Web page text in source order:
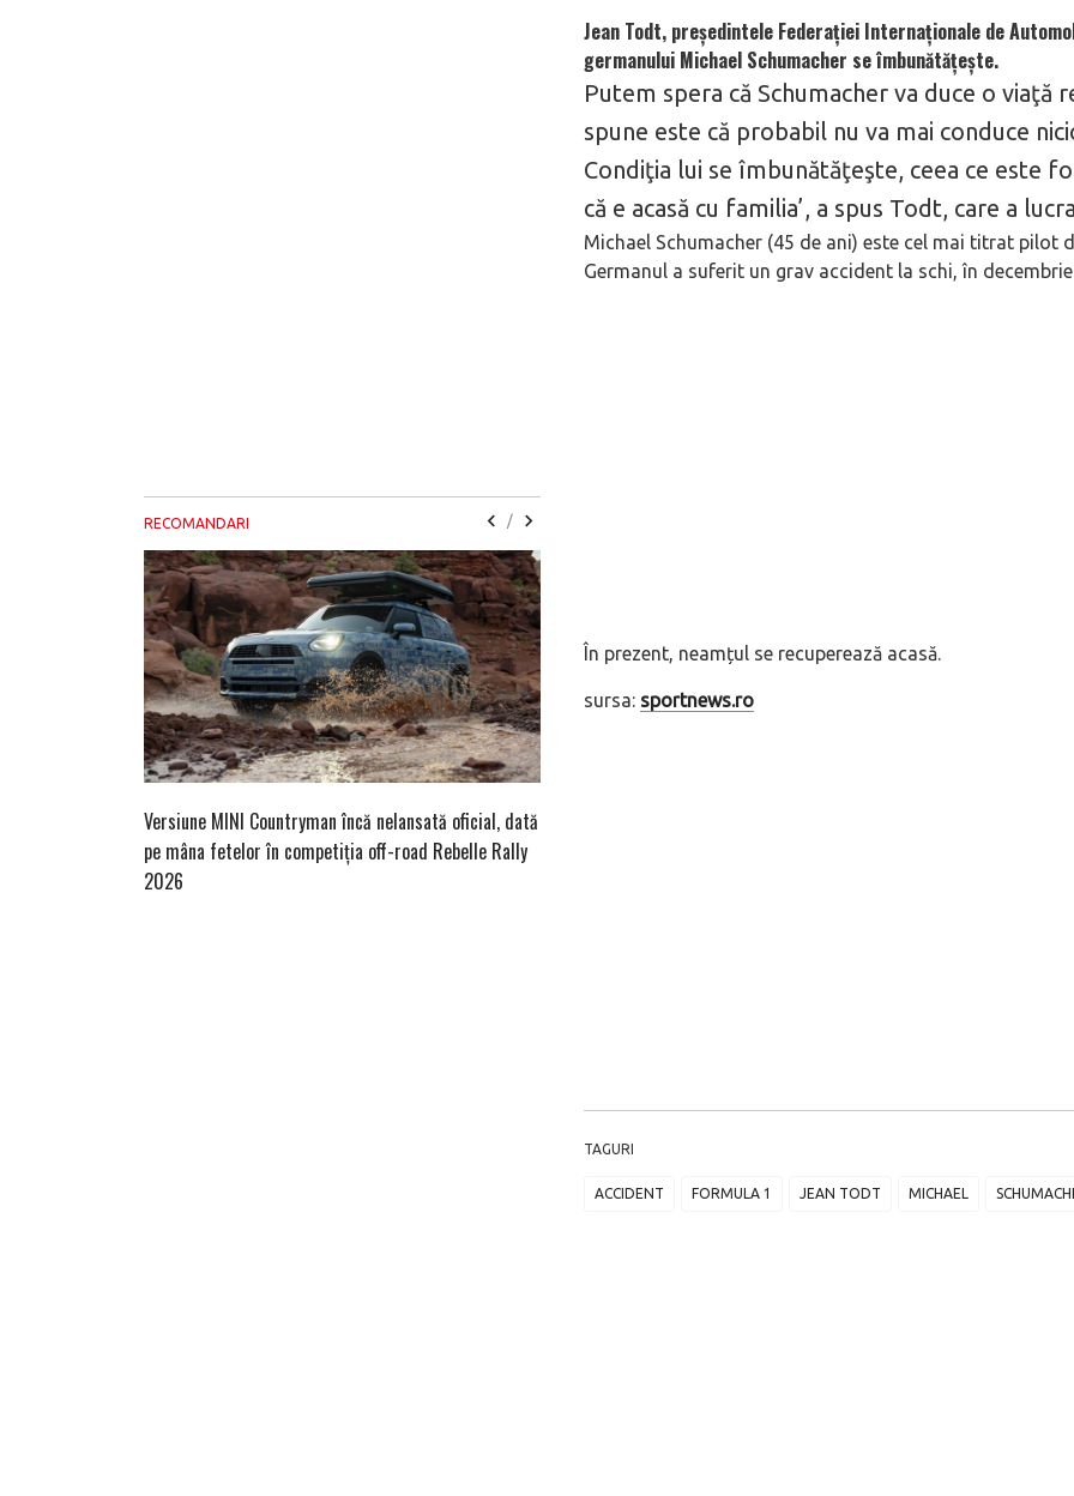
Jean Todt, președintele Federației Internaționale de
germanului Michael Schumacher se îmbunătățește.
Putem spera că Schumacher va duce o
spune este că probabil nu va mai conduce
Condiţia lui se îmbunătăţeşte, ceea ce este
că e acasă cu familia’, a spus Todt, care a
Michael Schumacher (45 de ani) este cel mai titrat pilot
Germanul a suferit un grav accident la schi, în
În prezent, neamțul se recuperează acasă.
sursa: sportnews.ro
TAGURI
ACCIDENT FORMULA 1 JEAN TODT MICHAEL
RECOMANDARI /
Versiune MINI Countryman încă nelansată oficial, dată
pe mâna fetelor în competiția off-road Rebelle Rally
2026